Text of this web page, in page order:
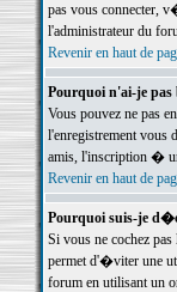
pas vous connecter,
l'administrateur du
Revenir en haut de
Pourquoi n'ai-je pas
Vous pouvez ne pas
l'enregistrement
amis, l'inscription �
Revenir en haut de
Pourquoi suis-je
Si vous ne cochez pas
permet d'�viter une
forum en utilisant un